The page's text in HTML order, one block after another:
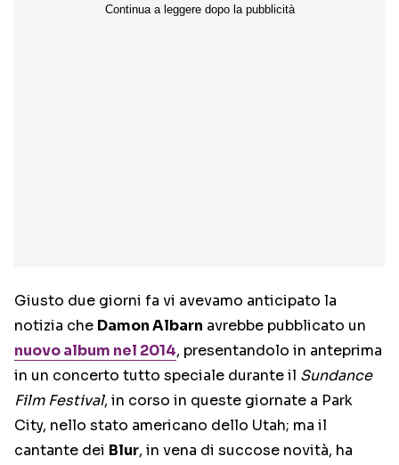
Giusto due giorni fa vi avevamo anticipato la
notizia che Damon Albarn avrebbe pubblicato un
nuovo album nel 2014, presentandolo in anteprima
in un concerto tutto speciale durante il Sundance
Film Festival, in corso in queste giornate a Park
City, nello stato americano dello Utah; ma il
cantante dei Blur, in vena di succose novità, ha